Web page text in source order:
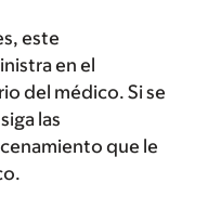
este
en el
del médico. Si se
las
que le